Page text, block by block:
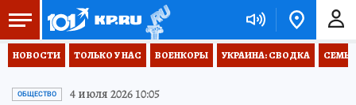
НОВОСТИ ТОЛЬКО У НАС ВОЕНКОРЫ УКРАИНА: СВОДКА
ОБЩЕСТВО 4 июля 2026 10:05